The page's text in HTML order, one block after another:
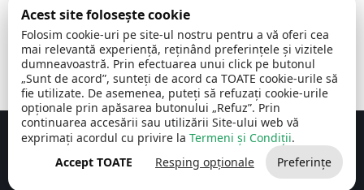
08:00 -
16:30
, vineri:
08:00 -
14:00
Comuna Cerchezu © 2026Toate drepturile rezervate
Concept realizat de Big Media Relații Publice SRL
Acest site folosește cookie
Folosim cookie-uri pe site-ul nostru pentru a vă oferi cea
mai relevantă experiență, reținând preferințele și vizitele
dumneavoastră. Prin efectuarea unui click pe butonul
„Sunt de acord”, sunteți de acord ca TOATE cookie-urile să
fie utilizate. De asemenea, puteți să refuzați cookie-urile
opționale prin apăsarea butonului „Refuz”. Prin
continuarea accesării sau utilizării Site-ului web vă
exprimați acordul cu privire la Termeni și Condiții.
Accept TOATE
Resping opționale Preferințe